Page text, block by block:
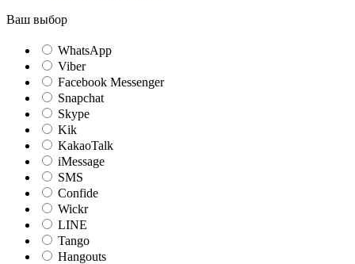
Ваш выбор
WhatsApp
Viber
Facebook Messenger
Snapchat
Skype
Kik
KakaoTalk
iMessage
SMS
Confide
Wickr
LINE
Tango
Hangouts